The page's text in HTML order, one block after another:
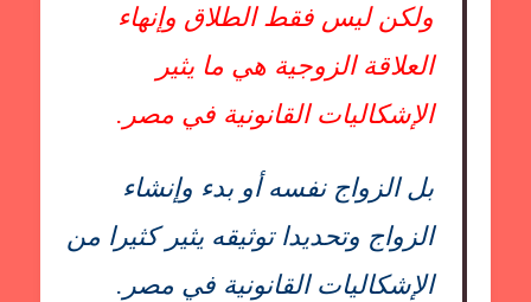
ولكن ليس فقط الطلاق وإنهاء
العلاقة الزوجية هي ما يثير
الإشكاليات القانونية في مصر.
بل الزواج نفسه أو بدء وإنشاء
الزواج وتحديدا توثيقه يثير كثيرا من
الإشكاليات القانونية في مصر.